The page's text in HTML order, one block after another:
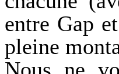
entre Gap
pleine